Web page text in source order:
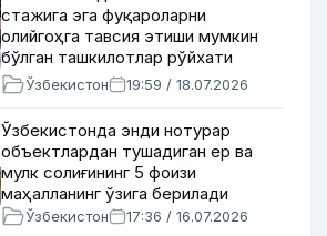
стажига эга фуқароларни
олийгоҳга тавсия этиши мумкин
бўлган ташкилотлар рўйхати
тасдиқланди
Ўзбекистон 19:59 / 18.07.2026
Ўзбекистонда энди нотурар
объектлардан тушадиган ер ва
мулк солиғининг 5 фоизи
маҳалланинг ўзига берилади
Ўзбекистон 17:36 / 16.07.2026